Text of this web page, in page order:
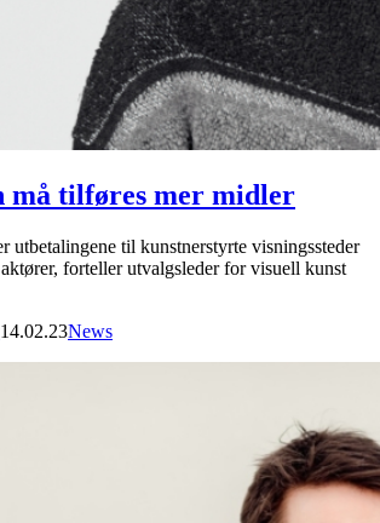
må tilføres mer midler
utbetalingene til kunstnerstyrte visningssteder
forteller utvalgsleder for visuell kunst
14.02.23News